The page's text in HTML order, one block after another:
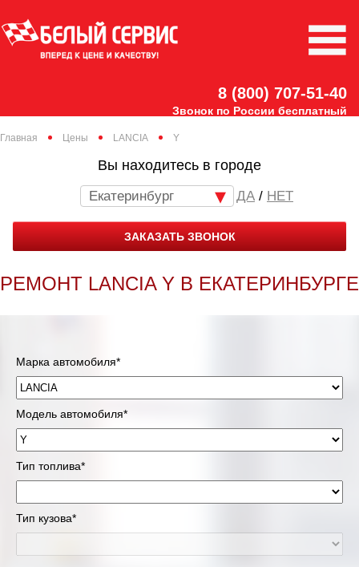
8 (800) 707-51-40
Звонок по России бесплатный
Главная Цены LANCIA Y
Вы находитесь в городе
Екатеринбург / НЕТ
ЗАКАЗАТЬ ЗВОНОК
РЕМОНТ LANCIA Y В ЕКАТЕРИНБУРГЕ
Марка автомобиля*
Модель автомобиля*
Тип топлива*
Тип кузова*